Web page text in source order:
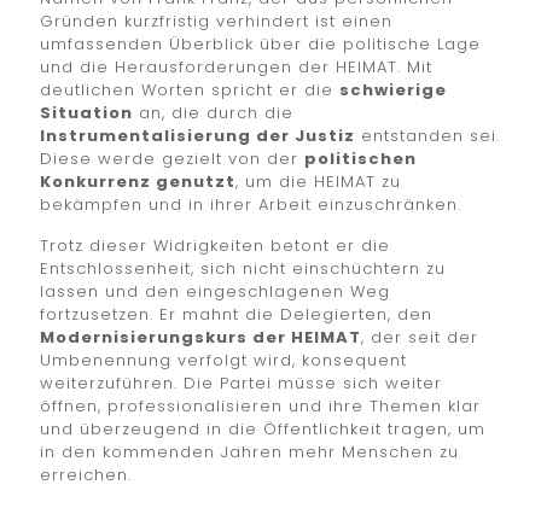
Gründen kurzfristig verhindert ist einen
umfassenden Überblick über die politische Lage
und die Herausforderungen der HEIMAT. Mit
deutlichen Worten spricht er die schwierige
Situation an, die durch die
Instrumentalisierung der Justiz entstanden sei.
Diese werde gezielt von der politischen
Konkurrenz genutzt, um die HEIMAT zu
bekämpfen und in ihrer Arbeit einzuschränken.
Trotz dieser Widrigkeiten betont er die
Entschlossenheit, sich nicht einschüchtern zu
lassen und den eingeschlagenen Weg
fortzusetzen. Er mahnt die Delegierten, den
Modernisierungskurs der HEIMAT, der seit der
Umbenennung verfolgt wird, konsequent
weiterzuführen. Die Partei müsse sich weiter
öffnen, professionalisieren und ihre Themen klar
und überzeugend in die Öffentlichkeit tragen, um
in den kommenden Jahren mehr Menschen zu
erreichen.